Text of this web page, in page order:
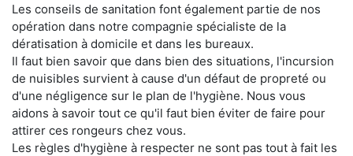
Les conseils de sanitation font également partie de nos
opération dans notre compagnie spécialiste de la
dératisation à domicile et dans les bureaux.
Il faut bien savoir que dans bien des situations, l'incursion
de nuisibles survient à cause d'un défaut de propreté ou
d'une négligence sur le plan de l'hygiène. Nous vous
aidons à savoir tout ce qu'il faut bien éviter de faire pour
attirer ces rongeurs chez vous.
Les règles d'hygiène à respecter ne sont pas tout à fait les